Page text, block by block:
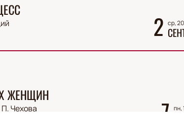
2 ср,
ЖЕНЩИН
Чехова 7 пн,